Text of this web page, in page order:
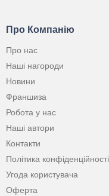
Про Компанію
Про нас
Наші нагороди
Новини
Франшиза
Робота у нас
Наші автори
Контакти
Політика конфіденційності
Угода користувача
Оферта